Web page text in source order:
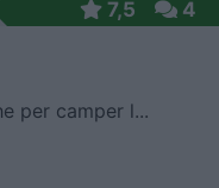
7,5 4
per camper l...